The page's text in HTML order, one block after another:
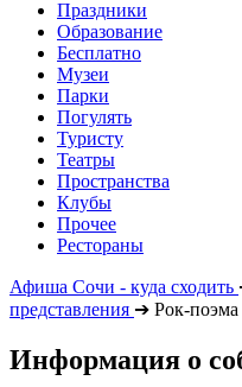
Праздники
Образование
Бесплатно
Музеи
Парки
Погулять
Туристу
Театры
Пространства
Клубы
Прочее
Рестораны
Афиша Сочи - куда сходить
представления ➔ Рок-
Информация о